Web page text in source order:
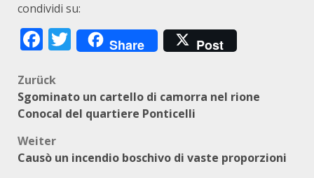
condividi su:
Facebook
Twitter
Share Post
Beitragsnavigation
Zurück
Sgominato un cartello di camorra nel rione
Conocal del quartiere Ponticelli
Weiter
Causò un incendio boschivo di vaste proporzioni